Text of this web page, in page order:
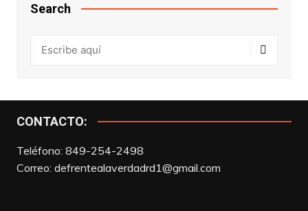
Search
CONTACTO:
Teléfono: 849-254-2498
Correo: defrentealaverdadrd1@gmail.com